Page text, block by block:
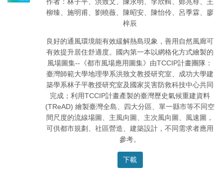
柳臻、施明甫、劉曉薇、陳昭安、陳怡伶、呂季霖、廖
梓辰
良好的通風環境能有效緩解熱島現象，善用自然風廊可
有效提升居住舒適度。國內第一本以網格化方式繪製的
風場圖集--《都市風場應用圖集》由TCCIP計畫團隊：
臺灣師範大學地理學系洪致文教授研究室、成功大學建
築學系林子平教授研究室及國家災害防救科技中心共同
完成；利用TCCIP計畫產製的臺灣歷史氣候重建資料
(TReAD) 繪製臺灣全島、四大分區、單一縣市等不同空
間尺度的流線場圖、主風向圖、主次風向圖、風速圖，
可供都市規劃、社區營造、建築設計，不同需求者應用
參考。
下載